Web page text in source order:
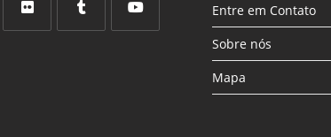
uma
uma
em
uma
Entre em Contato
Sobre nós
Mapa